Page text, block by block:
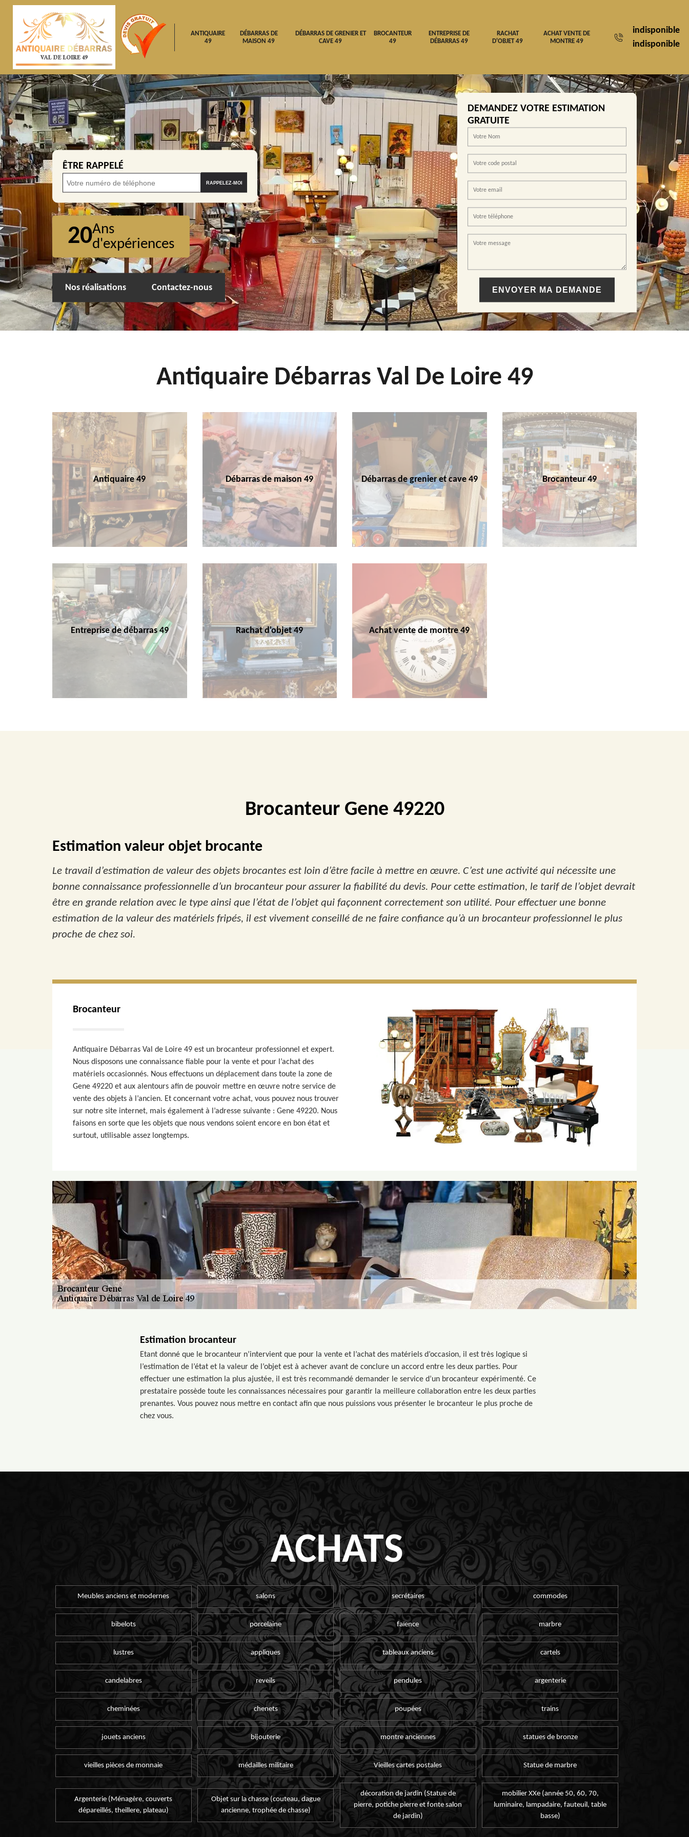
ANTIQUAIRE
49
DÉBARRAS DE
MAISON 49
DÉBARRAS DE GRENIER ET
CAVE 49
BROCANTEUR
49
ENTREPRISE DE
DÉBARRAS 49
RACHAT
D'OBJET 49
ACHAT VENTE DE
MONTRE 49
indisponible
indisponible
ÊTRE RAPPELÉ
20Ans
d'expériences
Nos réalisations Contactez-nous
DEMANDEZ VOTRE ESTIMATION
GRATUITE
Antiquaire Débarras Val De Loire 49
Antiquaire 49 Débarras de maison 49 Débarras de grenier et cave 49 Brocanteur 49
Entreprise de débarras 49 Rachat d'objet 49 Achat vente de montre 49
Brocanteur Gene 49220
Estimation valeur objet brocante
Le travail d’estimation de valeur des objets brocantes est loin d’être facile à mettre en œuvre. C’est une activité qui nécessite une
bonne connaissance professionnelle d’un brocanteur pour assurer la fiabilité du devis. Pour cette estimation, le tarif de l’objet devrait
être en grande relation avec le type ainsi que l’état de l’objet qui façonnent correctement son utilité. Pour effectuer une bonne
estimation de la valeur des matériels fripés, il est vivement conseillé de ne faire confiance qu’à un brocanteur professionnel le plus
proche de chez soi.
Brocanteur
Antiquaire Débarras Val de Loire 49 est un brocanteur professionnel et expert.
Nous disposons une connaissance fiable pour la vente et pour l’achat des
matériels occasionnés. Nous effectuons un déplacement dans toute la zone de
Gene 49220 et aux alentours afin de pouvoir mettre en œuvre notre service de
vente des objets à l’ancien. Et concernant votre achat, vous pouvez nous trouver
sur notre site internet, mais également à l’adresse suivante : Gene 49220. Nous
faisons en sorte que les objets que nous vendons soient encore en bon état et
surtout, utilisable assez longtemps.
Estimation brocanteur
Etant donné que le brocanteur n’intervient que pour la vente et l’achat des matériels d’occasion, il est très logique si
l’estimation de l’état et la valeur de l’objet est à achever avant de conclure un accord entre les deux parties. Pour
effectuer une estimation la plus ajustée, il est très recommandé demander le service d’un brocanteur expérimenté. Ce
prestataire possède toute les connaissances nécessaires pour garantir la meilleure collaboration entre les deux parties
prenantes. Vous pouvez nous mettre en contact afin que nous puissions vous présenter le brocanteur le plus proche de
chez vous.
ACHATS
Meubles anciens et modernes salons secrétaires commodes
bibelots porcelaine faïence marbre
lustres appliques tableaux anciens cartels
candelabres reveils pendules argenterie
cheminées chenets poupées trains
jouets anciens bijouterie montre anciennes statues de bronze
vieilles pièces de monnaie médailles militaire Vieilles cartes postales Statue de marbre
Argenterie (Ménagère, couverts
dépareillés, theillere, plateau)
Objet sur la chasse (couteau, dague
ancienne, trophée de chasse)
décoration de jardin (Statue de
pierre, potiche pierre et fonte salon
de jardin)
mobilier XXe (année 50, 60, 70,
luminaire, lampadaire, fauteuil, table
basse)